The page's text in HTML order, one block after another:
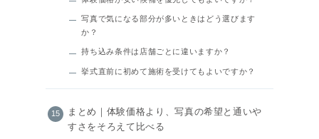
写真で気になる部分が多いときはどう選びます
か？
持ち込み条件は店舗ごとに違いますか？
挙式直前に初めて施術を受けてもよいですか？
まとめ｜体験価格より、写真の希望と通いや
すさをそろえて比べる